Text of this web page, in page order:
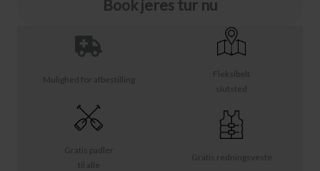
Gratis redningsveste
Gratis padler
til alle
Fleksibelt
slutsted
Mulighed for afbestilling
Book jeres tur nu